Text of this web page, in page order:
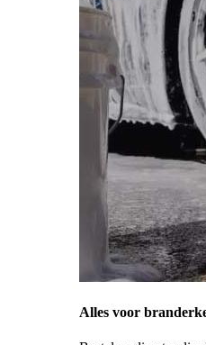
Alles voor